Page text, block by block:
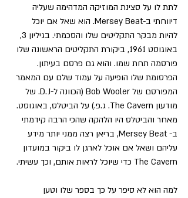
לתת לו על סצינת המוזיקה המדהימה שעליה
דיווחתי ב-Mersey Beat. הוא שאל אם יוכל
להיות מבקר התקליטים שלו והסכמתי. בגיליון 3,
באוגוסט 1961, ביקורת התקליטים הראשונה שלו
פורסמה תחת שמו. והוא גם פרסם בעיתון.
הפרסומת שלו הופיעה על עמוד שלם עם המאמר
המפורסם של Bob Wooler (הכוונה ל-D.J. של
מודעון The Cavern. ג.פ.) על הביטלס, באוגוסט.
מאחר והביטלס היו הלהקה שהכי הרבה קידמתי
ב- Mersey Beat, בריאן רצה ממני יותר מידע
עליהם ושאל אם אוכל לארגן לו ביקור במועדון
The Cavern כדי שיוכל לראות אותם, וכך עשיתי.
למה הוא לא סיפר על כך בספר שלו וטען